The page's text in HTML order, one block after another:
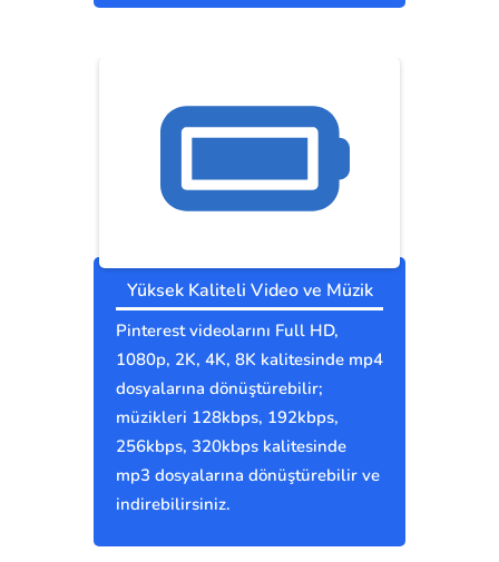
Yüksek Kaliteli Video ve Müzik
Pinterest videolarını Full HD,
1080p, 2K, 4K, 8K kalitesinde mp4
dosyalarına dönüştürebilir;
müzikleri 128kbps, 192kbps,
256kbps, 320kbps kalitesinde
mp3 dosyalarına dönüştürebilir ve
indirebilirsiniz.